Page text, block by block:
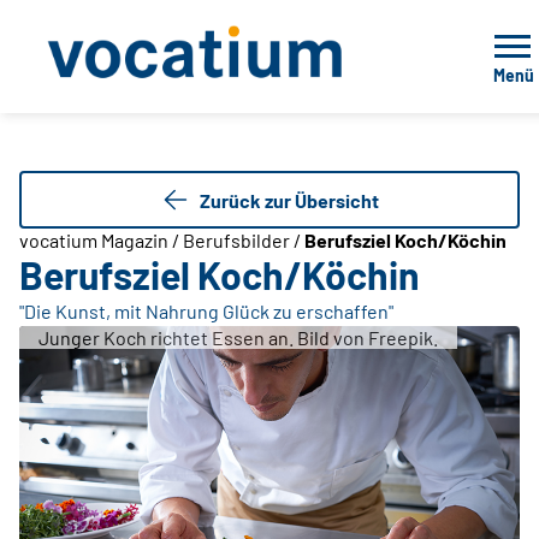
Menü
Zurück zur Übersicht
vocatium Magazin / Berufsbilder / Berufsziel Koch/Köchin
Berufsziel Koch/Köchin
"Die Kunst, mit Nahrung Glück zu erschaffen"
Junger Koch richtet Essen an. Bild von Freepik.